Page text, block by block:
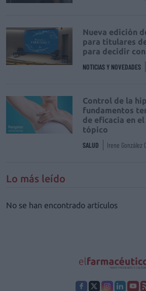
Nueva edición
para titulares
para decidir
NOTICIAS Y NOVEDADES
Control de la
fundamentos
de eficacia en
tópico
SALUD Irene González
Lo más leído
No se han encontrado artículos